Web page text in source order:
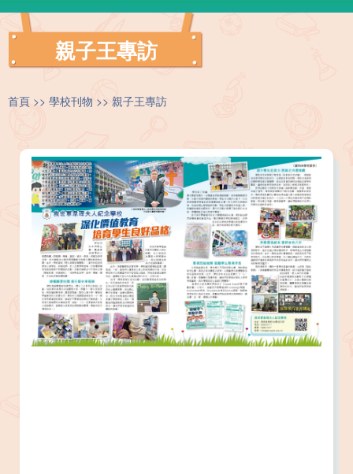
親子王專訪
首頁 學校刊物 親子王專訪